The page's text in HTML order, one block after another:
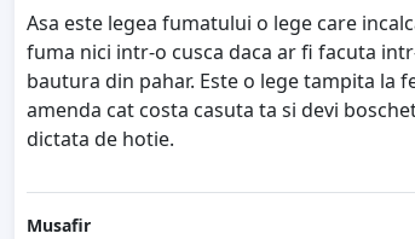
Asa este legea fumatului o lege care
fuma nici intr-o cusca daca ar fi facuta
bautura din pahar. Este o lege tampita la
amenda cat costa casuta ta si devi
dictata de hotie.
Musafir